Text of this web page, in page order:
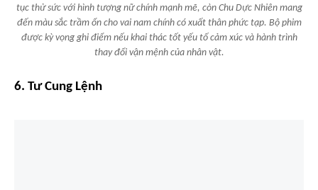
tục thử sức với hình tượng nữ chính mạnh mẽ, còn Chu Dực Nhiên mang
đến màu sắc trầm ổn cho vai nam chính có xuất thân phức tạp. Bộ phim
được kỳ vọng ghi điểm nếu khai thác tốt yếu tố cảm xúc và hành trình
thay đổi vận mệnh của nhân vật.
6. Tư Cung Lệnh